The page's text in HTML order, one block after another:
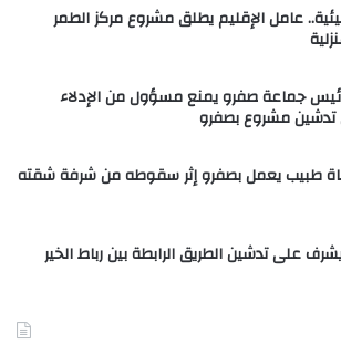
عامل الإقليم يطلق مشروع مركز الطمر
رئيس جماعة صفرو يمنع مسؤول من الإدلاء
مشروع بصفرو
طبيب يعمل بصفرو إثر سقوطه من شرفة شقته
على تدشين الطريق الرابطة بين رباط الخير